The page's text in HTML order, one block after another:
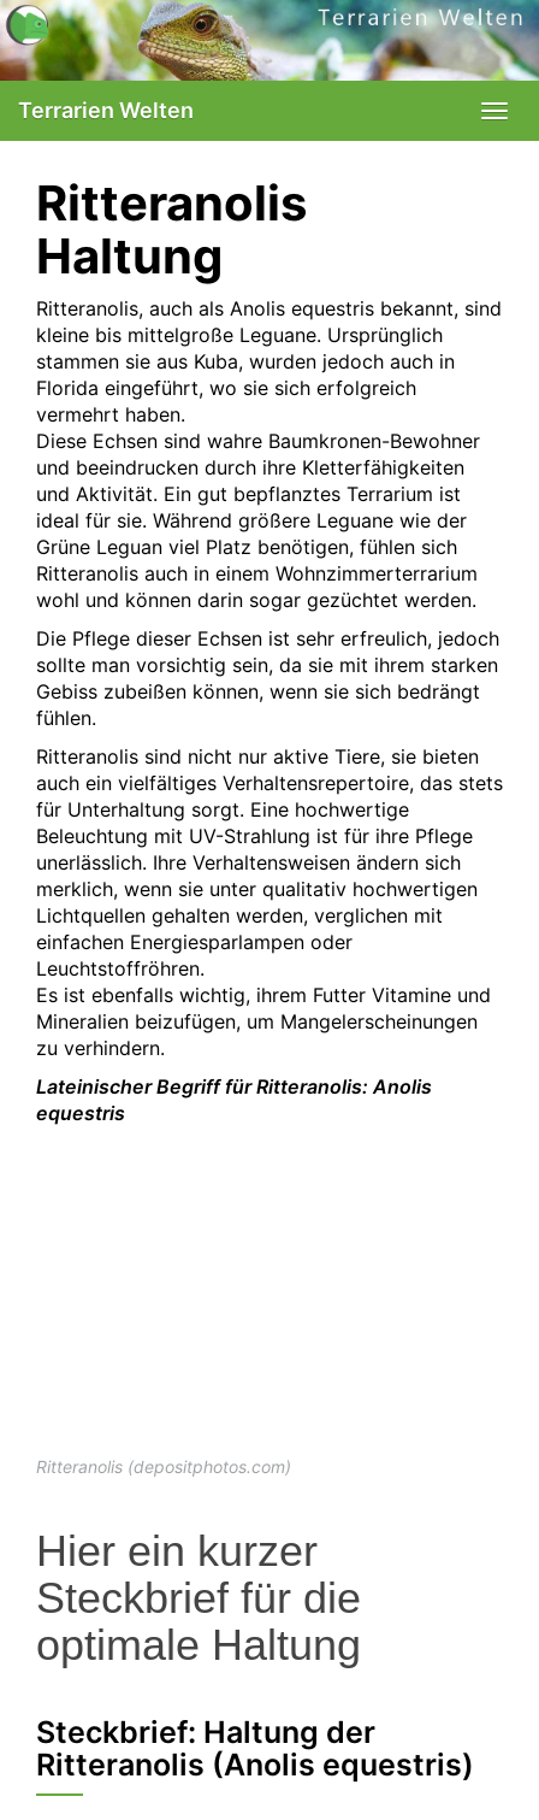
Skip
to
main
Terrarien Welten
Ritteranolis
Haltung
Ritteranolis, auch als Anolis equestris bekannt, sind
kleine bis mittelgroße Leguane. Ursprünglich
stammen sie aus Kuba, wurden jedoch auch in
Florida eingeführt, wo sie sich erfolgreich
vermehrt haben.
Diese Echsen sind wahre Baumkronen-Bewohner
und beeindrucken durch ihre Kletterfähigkeiten
und Aktivität. Ein gut bepflanztes Terrarium ist
ideal für sie. Während größere Leguane wie der
Grüne Leguan viel Platz benötigen, fühlen sich
Ritteranolis auch in einem Wohnzimmerterrarium
wohl und können darin sogar gezüchtet werden.
Die Pflege dieser Echsen ist sehr erfreulich, jedoch
sollte man vorsichtig sein, da sie mit ihrem starken
Gebiss zubeißen können, wenn sie sich bedrängt
fühlen.
Ritteranolis sind nicht nur aktive Tiere, sie bieten
auch ein vielfältiges Verhaltensrepertoire, das stets
für Unterhaltung sorgt. Eine hochwertige
Beleuchtung mit UV-Strahlung ist für ihre Pflege
unerlässlich. Ihre Verhaltensweisen ändern sich
merklich, wenn sie unter qualitativ hochwertigen
Lichtquellen gehalten werden, verglichen mit
einfachen Energiesparlampen oder
Leuchtstoffröhren.
Es ist ebenfalls wichtig, ihrem Futter Vitamine und
Mineralien beizufügen, um Mangelerscheinungen
zu verhindern.
Lateinischer Begriff für Ritteranolis: Anolis
equestris
Ritteranolis (depositphotos.com)
Hier ein kurzer
Steckbrief für die
optimale Haltung
Steckbrief: Haltung der
Ritteranolis (Anolis equestris)